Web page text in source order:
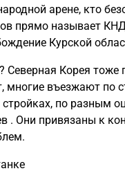
арене, кто
прямо называет
Курской
Корея тоже
многие въезжают по
по разным
. Они привязаны к